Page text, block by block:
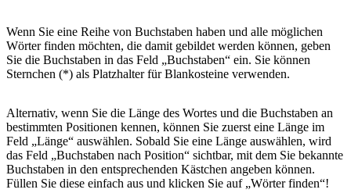
Wenn Sie eine Reihe von Buchstaben haben und alle möglichen
Wörter finden möchten, die damit gebildet werden können, geben
Sie die Buchstaben in das Feld „Buchstaben“ ein. Sie können
Sternchen (*) als Platzhalter für Blankosteine verwenden.
Alternativ, wenn Sie die Länge des Wortes und die Buchstaben an
bestimmten Positionen kennen, können Sie zuerst eine Länge im
Feld „Länge“ auswählen. Sobald Sie eine Länge auswählen, wird
das Feld „Buchstaben nach Position“ sichtbar, mit dem Sie bekannte
Buchstaben in den entsprechenden Kästchen angeben können.
Füllen Sie diese einfach aus und klicken Sie auf „Wörter finden“!